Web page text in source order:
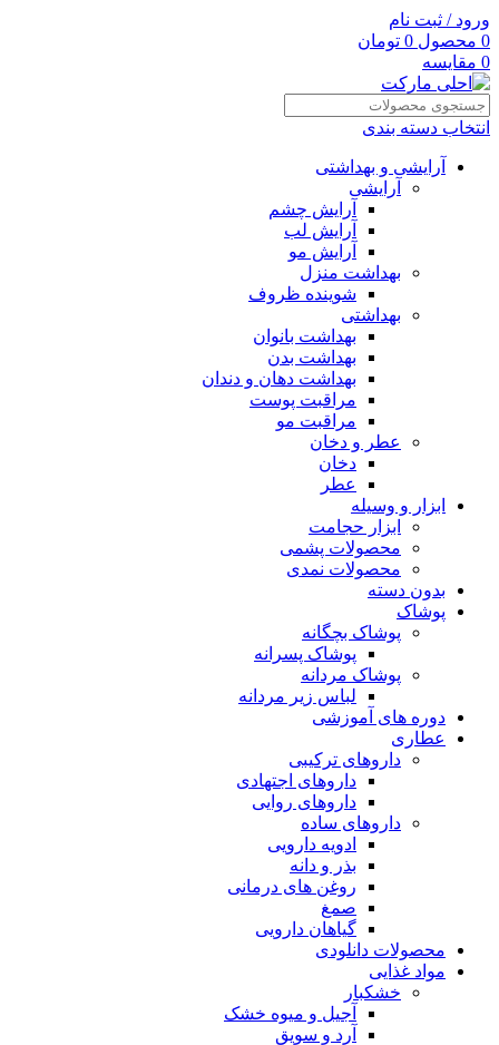
ورود / ثبت نام
0 محصول 0 تومان
0 مقایسه
انتخاب دسته بندی
آرایشی و بهداشتی
آرایشی
آرایش چشم
آرایش لب
آرایش مو
بهداشت منزل
شوینده ظروف
بهداشتی
بهداشت بانوان
بهداشت بدن
بهداشت دهان و دندان
مراقبت پوست
مراقبت مو
عطر و دخان
دخان
عطر
ابزار و وسیله
ابزار حجامت
محصولات پشمی
محصولات نمدی
بدون دسته
پوشاک
پوشاک بچگانه
پوشاک پسرانه
پوشاک مردانه
لباس زیر مردانه
دوره های آموزشی
عطاری
داروهای ترکیبی
داروهای اجتهادی
داروهای روایی
داروهای ساده
ادویه دارویی
بذر و دانه
روغن های درمانی
صمغ
گیاهان دارویی
محصولات دانلودی
مواد غذایی
خشکبار
آجیل و میوه خشک
آرد و سویق